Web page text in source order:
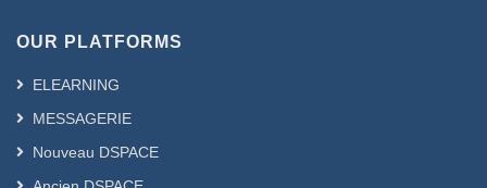
OUR PLATFORMS
ELEARNING
MESSAGERIE
Nouveau DSPACE